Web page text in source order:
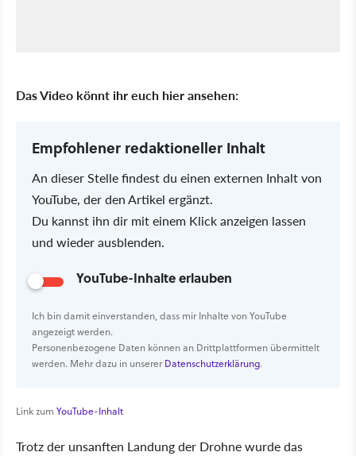
Das Video könnt ihr euch hier ansehen:
Empfohlener redaktioneller Inhalt
An dieser Stelle findest du einen externen Inhalt von
YouTube, der den Artikel ergänzt.
Du kannst ihn dir mit einem Klick anzeigen lassen
und wieder ausblenden.
YouTube-Inhalte erlauben
Ich bin damit einverstanden, dass mir Inhalte von YouTube
angezeigt werden.
Personenbezogene Daten können an Drittplattformen übermittelt
werden. Mehr dazu in unsererDatenschutzerklärung.
Link zum YouTube-Inhalt
Trotz der unsanften Landung der Drohne wurde das